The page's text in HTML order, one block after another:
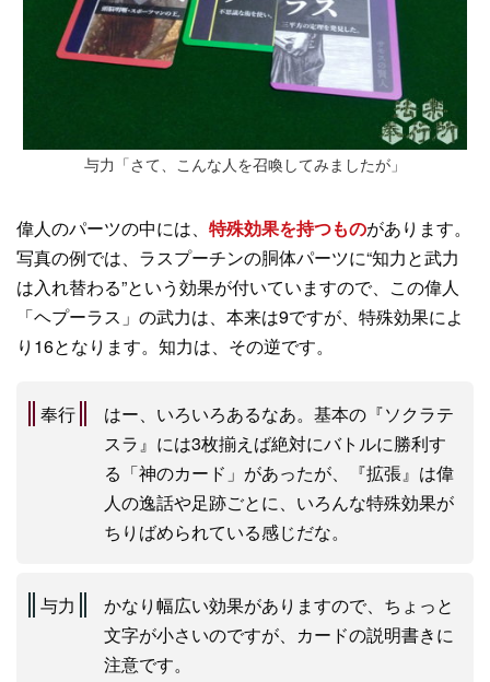
与力「さて、こんな人を召喚してみましたが」
偉人のパーツの中には、 特殊効果を持つものがあります。
写真の例では、ラスプーチンの胴体パーツに“知力と武力
は入れ替わる”という効果が付いていますので、この偉人
「ヘプーラス」の武力は、本来は9ですが、特殊効果によ
り16となります。知力は、その逆です。
奉行
はー、いろいろあるなあ。基本の『ソクラテ
スラ』には3枚揃えば絶対にバトルに勝利す
る「神のカード」があったが、『拡張』は偉
人の逸話や足跡ごとに、いろんな特殊効果が
ちりばめられている感じだな。
与力
かなり幅広い効果がありますので、ちょっと
文字が小さいのですが、カードの説明書きに
注意です。